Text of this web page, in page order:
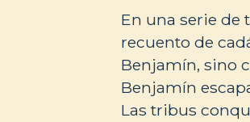
En una serie de
recuento de
Benjamín, sino
Benjamín
Las tribus